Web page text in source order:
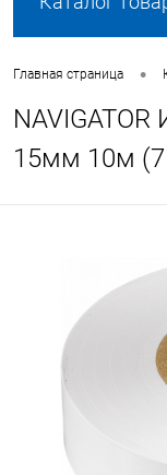
Главная страница •
15мм 10м